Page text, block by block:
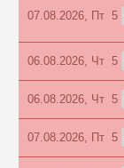
07.08.2026, Пт 5
06.08.2026, Чт 5
06.08.2026, Чт 5
07.08.2026, Пт 5